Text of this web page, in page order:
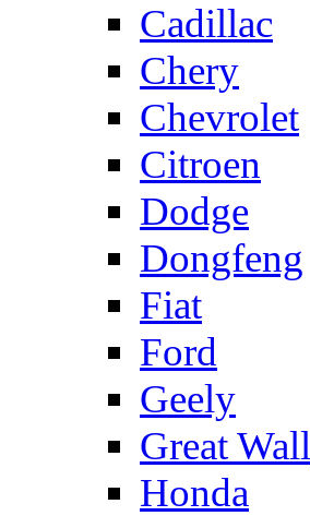
Cadillac
Chery
Chevrolet
Citroen
Dodge
Dongfeng
Fiat
Ford
Geely
Great Wall
Honda